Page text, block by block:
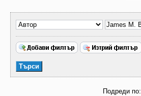
Подреди по: